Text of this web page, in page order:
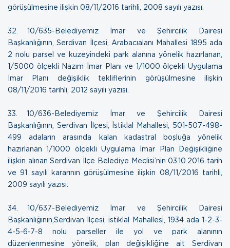
görüşülmesine ilişkin 08/11/2016 tarihli, 2008 sayılı yazısı.
32. 10/635-Belediyemiz İmar ve Şehircilik Dairesi
Başkanlığının, Serdivan İlçesi, Arabacıalanı Mahallesi 1895 ada
2 nolu parsel ve kuzeyindeki park alanına yönelik hazırlanan,
1/5000 ölçekli Nazım İmar Planı ve 1/1000 ölçekli Uygulama
İmar Planı değişiklik tekliflerinin görüşülmesine ilişkin
08/11/2016 tarihli, 2012 sayılı yazısı.
33. 10/636-Belediyemiz İmar ve Şehircilik Dairesi
Başkanlığının, Serdivan İlçesi, İstiklal Mahallesi, 501-507-498-
499 adaların arasında kalan kadastral boşluğa yönelik
hazırlanan 1/1000 ölçekli Uygulama İmar Plan Değişikliğine
ilişkin alınan Serdivan İlçe Belediye Meclisi’nin 03.10.2016 tarih
ve 91 sayılı kararının görüşülmesine ilişkin 08/11/2016 tarihli,
2009 sayılı yazısı.
34. 10/637-Belediyemiz İmar ve Şehircilik Dairesi
Başkanlığının,Serdivan İlçesi, istiklal Mahallesi, 1934 ada 1-2-3-
4-5-6-7-8 nolu parseller ile yol ve park alanının
düzenlenmesine yönelik, plan değişikliğine ait Serdivan